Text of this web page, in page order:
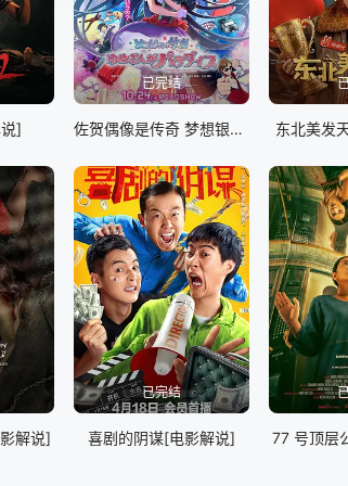
]
已完结
佐贺偶像是传奇 梦想银河乐园[电影解说] 东北美发
解说]
已完结
喜剧的阴谋[电影解说] 77 号顶层